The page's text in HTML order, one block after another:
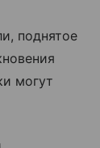
поднятое
могут